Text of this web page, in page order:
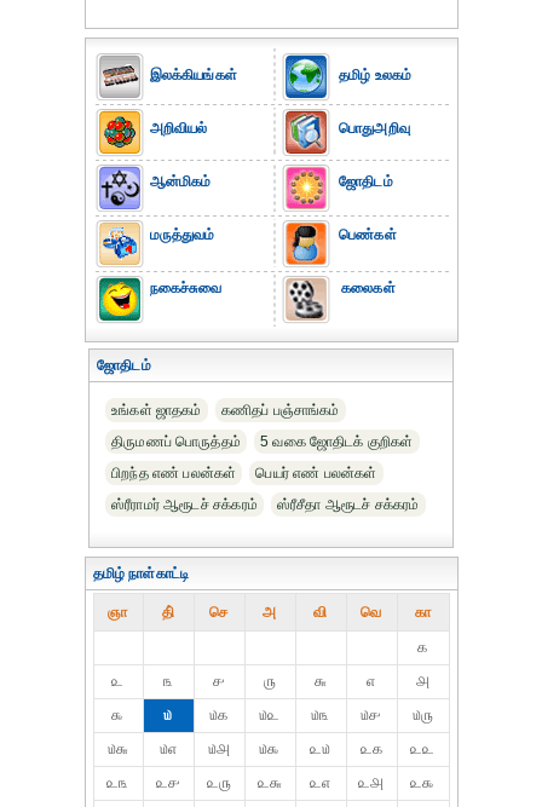
இலக்கியங்கள்
அறிவியல்
ஆன்மிகம்
மருத்துவம்
நகைச்சுவை
தமிழ் உலகம்
பொதுஅறிவு
ஜோதிடம்
பெண்கள்
கலைகள்
ஜோதிடம்
உங்கள் ஜாதகம்
கணிதப் பஞ்சாங்கம்
திருமணப் பொருத்தம்
5 வகை ஜோதிடக் குறிகள்
பிறந்த எண் பலன்கள்
பெயர் எண் பலன்கள்
ஸ்ரீராமர் ஆரூடச் சக்கரம்
ஸ்ரீசீதா ஆரூடச் சக்கரம்
தமிழ் நாள்காட்டி
ஞா தி் செ அ வி வெ கா
௧
௨
௩ ௪ ௫ ௬ ௭
௮
௯
௰ ௰௧ ௰௨ ௰௩ ௰௪
௰௫
௰௬
௰௭ ௰௮ ௰௯ ௨௰ ௨௧
௨௨
௨௩
௨௪ ௨௫ ௨௬ ௨௭ ௨௮
௨௯